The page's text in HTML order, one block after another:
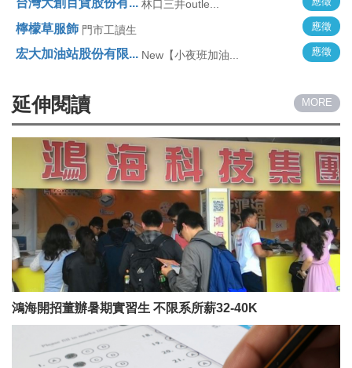
台灣大創百貨股份有... 林口三井outle...
檸檬草服飾 門市工讀生 應徵
宏大加油站股份有限... New【小夜班加油... 應徵
延伸閱讀 MORE
鴻海開招董辦暑期實習生 不限系所薪32-40K